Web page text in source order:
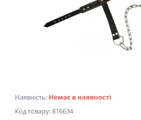
Наявність: Немає в наявності
Код товару:816634